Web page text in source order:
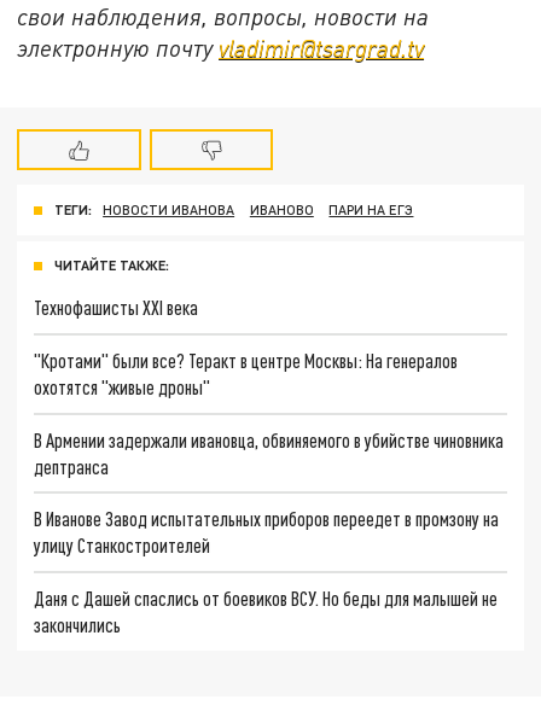
свои наблюдения, вопросы, новости на
электронную почту vladimir@tsargrad.tv
ТЕГИ: НОВОСТИ ИВАНОВА ИВАНОВО ПАРИ НА ЕГЭ
ЧИТАЙТЕ ТАКЖЕ:
Технофашисты XXI века
"Кротами" были все? Теракт в центре Москвы: На генералов
охотятся "живые дроны"
В Армении задержали ивановца, обвиняемого в убийстве чиновника
дептранса
В Иванове Завод испытательных приборов переедет в промзону на
улицу Станкостроителей
Даня с Дашей спаслись от боевиков ВСУ. Но беды для малышей не
закончились